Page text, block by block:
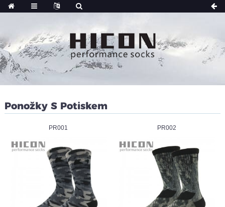
Ponožky S Potiskem
PR001 PR002